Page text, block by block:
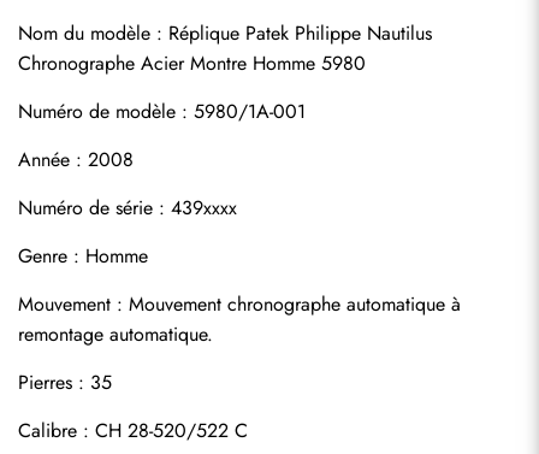
Nom du modèle : Réplique Patek Philippe Nautilus
Chronographe Acier Montre Homme 5980
Numéro de modèle : 5980/1A-001
Année : 2008
Numéro de série : 439xxxx
Genre : Homme
Mouvement : Mouvement chronographe automatique à
remontage automatique.
Pierres : 35
Calibre : CH 28-520/522 C